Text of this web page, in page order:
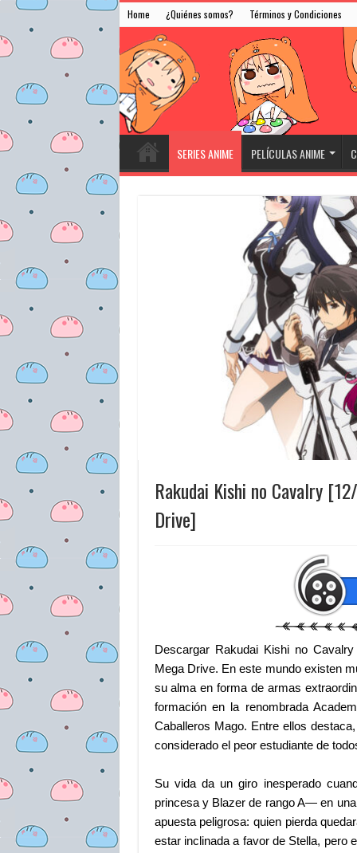
Home ¿Quiénes somos? Términos y Condiciones
SERIES ANIME PELÍCULAS ANIME
Rakudai Kishi no Cavalry
Drive]
Descargar Rakudai Kishi no
Mega Drive. En este mundo existen
su alma en forma de armas
formación en la renombrada
Caballeros Mago. Entre ellos
considerado el peor estudiante de
Su vida da un giro inesperado
princesa y Blazer de rango A— en
apuesta peligrosa: quien pierda
estar inclinada a favor de Stella, pero